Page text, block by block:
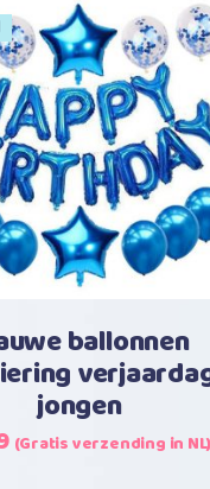
Lees verder
ballonnen
jongen
Huidige
(Gratis verzending in NL)